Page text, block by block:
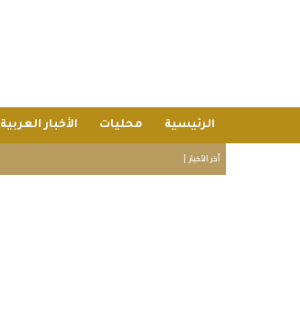
الرئيسية محليات الأخبار العربية
أخر الأخبار |